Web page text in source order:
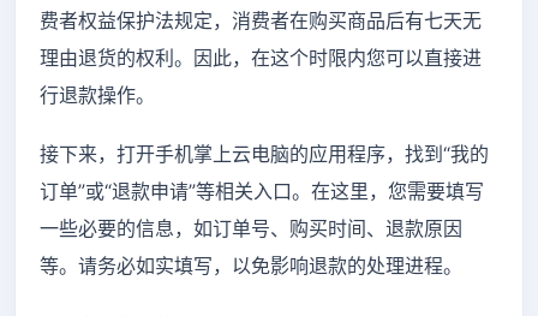
费者权益保护法规定，消费者在购买商品后有七天无
理由退货的权利。因此，在这个时限内您可以直接进
行退款操作。
接下来，打开手机掌上云电脑的应用程序，找到“我的
订单”或“退款申请”等相关入口。在这里，您需要填写
一些必要的信息，如订单号、购买时间、退款原因
等。请务必如实填写，以免影响退款的处理进程。